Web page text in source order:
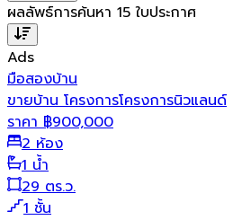
ผลลัพธ์การค้นหา 15 ใบประกาศ
Ads
มือสองบ้าน
ขายบ้าน โครงการโครงการนิวแลนด์
ราคา ฿900,000
2 ห้อง
1 น้ำ
29 ตร.ว.
1 ชั้น